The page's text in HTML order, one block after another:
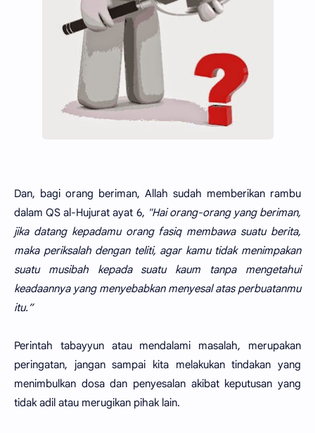
Dan, bagi orang beriman, Allah sudah memberikan rambu
dalam QS al-Hujurat ayat 6, "Hai orang-orang yang beriman,
jika datang kepadamu orang fasiq membawa suatu berita,
maka periksalah dengan teliti, agar kamu tidak menimpakan
suatu musibah kepada suatu kaum tanpa mengetahui
keadaannya yang menyebabkan menyesal atas perbuatanmu
itu.”
Perintah tabayyun atau mendalami masalah, merupakan
peringatan, jangan sampai kita melakukan tindakan yang
menimbulkan dosa dan penyesalan akibat keputusan yang
tidak adil atau merugikan pihak lain.